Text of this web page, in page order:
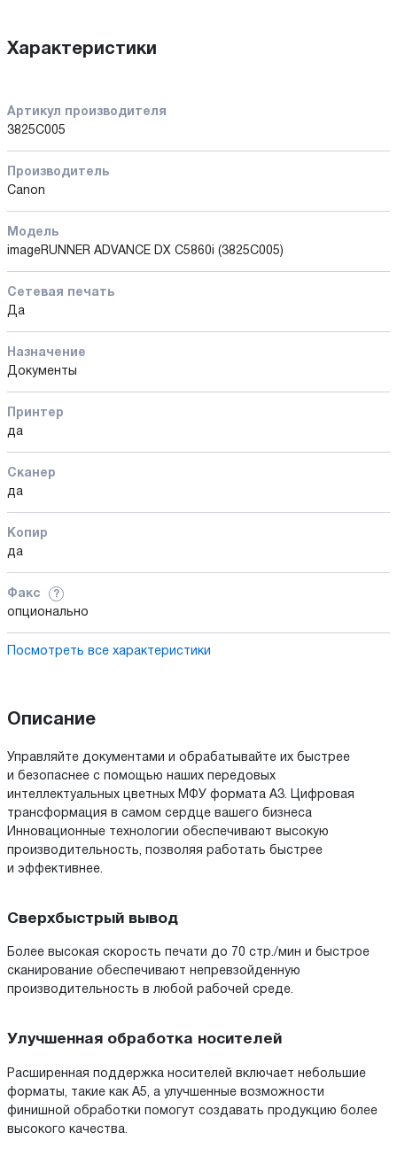
Характеристики
Артикул производителя
3825C005
Производитель
Canon
Модель
imageRUNNER ADVANCE DX C5860i (3825C005)
Сетевая печать
Да
Назначение
Документы
Принтер
да
Сканер
да
Копир
да
Факс ?
опционально
Посмотреть все характеристики
Описание
Управляйте документами и обрабатывайте их быстрее
и безопаснее с помощью наших передовых
интеллектуальных цветных МФУ формата A3. Цифровая
трансформация в самом сердце вашего бизнеса
Инновационные технологии обеспечивают высокую
производительность, позволяя работать быстрее
и эффективнее.
Сверхбыстрый вывод
Более высокая скорость печати до 70 стр./мин и быстрое
сканирование обеспечивают непревзойденную
производительность в любой рабочей среде.
Улучшенная обработка носителей
Расширенная поддержка носителей включает небольшие
форматы, такие как A5, а улучшенные возможности
финишной обработки помогут создавать продукцию более
высокого качества.